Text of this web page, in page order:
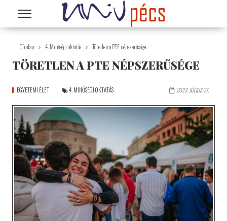
Ugrás a tartalomra
Címlap 4. Minőségi oktatás Töretlen a PTE népszerűsége
TÖRETLEN A PTE NÉPSZERŰSÉGE
EGYETEMI ÉLET 4. MINŐSÉGI OKTATÁS 2023. JÚLIUS 27.